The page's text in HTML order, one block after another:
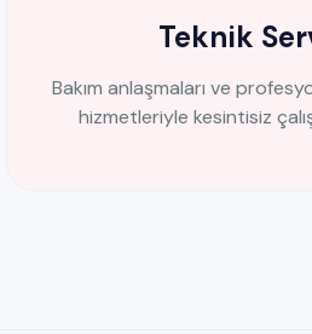
Teknik
Bakım anlaşmaları ve
hizmetleriyle kesintisiz